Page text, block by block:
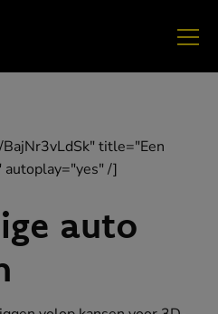
title="Een
/]
auto